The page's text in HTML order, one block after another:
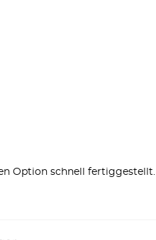
Option schnell fertiggestellt.